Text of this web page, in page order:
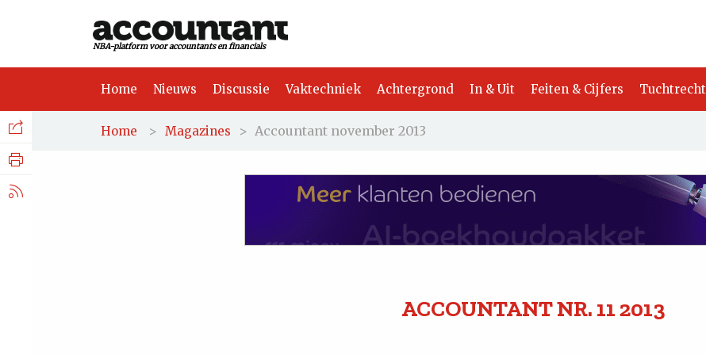
NBA-platform voor accountants en financials
Home Nieuws Discussie Vaktechniek Achtergrond In & Uit Feiten & Cijfers Tuchtrecht
Home > Magazines > Accountant november 2013
ACCOUNTANTNR. 112013
Facebook
Nieuws